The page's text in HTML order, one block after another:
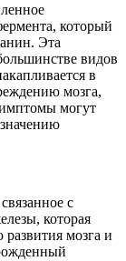
который
Эта
видов
в
мозга,
могут
с
которая
мозга и